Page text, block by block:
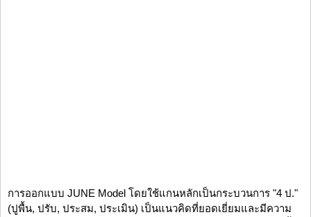
การออกแบบ JUNE Model โดยใช้แกนหลักเป็นกระบวนการ "4 ป."
(ปูพื้น, ปรับ, ประสม, ประเมิน) เป็นแนวคิดที่ยอดเยี่ยมและมีความ